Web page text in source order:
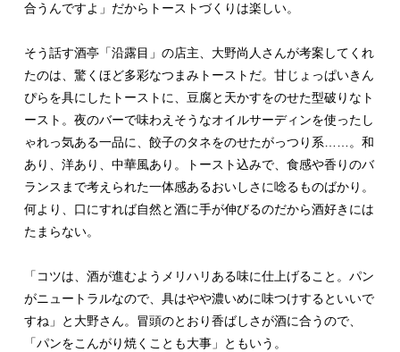
合うんですよ」だからトーストづくりは楽しい。
そう話す酒亭「沿露目」の店主、大野尚人さんが考案してくれ
たのは、驚くほど多彩なつまみトーストだ。甘じょっぱいきん
ぴらを具にしたトーストに、豆腐と天かすをのせた型破りなト
ースト。夜のバーで味わえそうなオイルサーディンを使ったし
ゃれっ気ある一品に、餃子のタネをのせたがっつり系……。和
あり、洋あり、中華風あり。トースト込みで、食感や香りのバ
ランスまで考えられた一体感あるおいしさに唸るものばかり。
何より、口にすれば自然と酒に手が伸びるのだから酒好きには
たまらない。
「コツは、酒が進むようメリハリある味に仕上げること。パン
がニュートラルなので、具はやや濃いめに味つけするといいで
すね」と大野さん。冒頭のとおり香ばしさが酒に合うので、
「パンをこんがり焼くことも大事」ともいう。